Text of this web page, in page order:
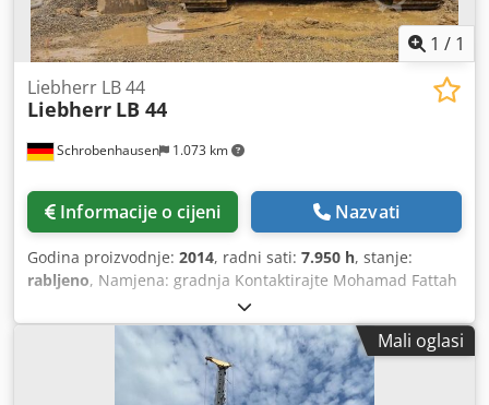
1 / 1
Schrobenhausen 1.073 km
Liebherr LB 44
Liebherr LB 44
Informacije o cijeni Nazvati
Godina proizvodnje: 2014, radni sati: 7.950 h, stanje:
rabljeno, Namjena: gradnja Kontaktirajte Mohamad Fattah
Ahmad za više informacija. Dodpeh Ty Agjfx Ahzskr Motor
LIEBHERR 505 kW Pogon bušilice BAT 510 Priprema za
sustav cjevovoda Vrlo dobro stanje Odmah dostupnoMali oglasi